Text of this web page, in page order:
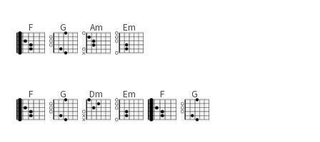
F G Am Em
F G Dm Em F G